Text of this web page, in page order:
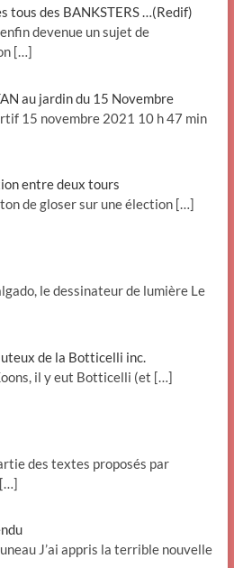
tous des BANKSTERS …(Redif)
devenue un sujet de
[…]
au jardin du 15 Novembre
15 novembre 2021 10 h 47 min
entre deux tours
de gloser sur une élection […]
le dessinateur de lumière Le
de la Botticelli inc.
il y eut Botticelli (et […]
des textes proposés par
[…]
J’ai appris la terrible nouvelle